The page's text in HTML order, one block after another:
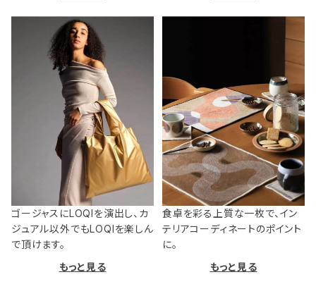
ゴージャスにLOQIを演出し、カ
ジュアル以外でもLOQIを楽しん
で頂けます。
もっと見る
食卓を彩る上質な一枚で、イン
テリアコーディネートのポイント
に。
もっと見る